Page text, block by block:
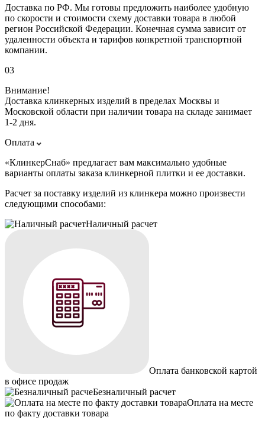
Доставка по РФ. Мы готовы предложить наиболее удобную
по скорости и стоимости схему доставки товара в любой
регион Российской Федерации. Конечная сумма зависит от
удаленности объекта и тарифов конкретной транспортной
компании.
03
Внимание!
Доставка клинкерных изделий в пределах Москвы и
Московской области при наличии товара на складе занимает
1-2 дня.
Оплата
«КлинкерСнаб» предлагает вам максимально удобные
варианты оплаты заказа клинкерной плитки и ее доставки.
Расчет за поставку изделий из клинкера можно произвести
следующими способами:
Наличный расчет
Оплата банковской картой
в офисе продаж
Безналичный расчет
Оплата на месте
по факту доставки товара